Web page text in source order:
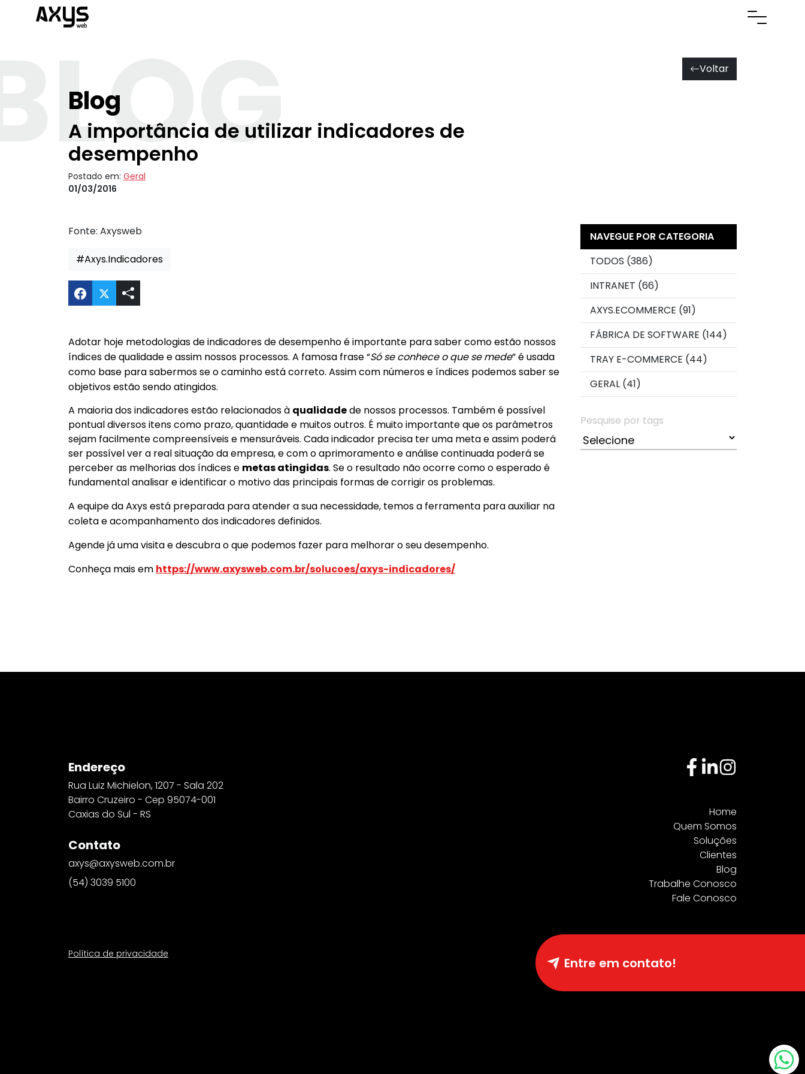
Abrir
Voltar
Blog
A importância de utilizar indicadores de
desempenho
Postado em: Geral
01/03/2016
Fonte: Axysweb
#Axys.Indicadores
Compartilhar A importância de utilizar indicadores de desempenho no Twitter
Adotar hoje metodologias de indicadores de desempenho é importante para saber como estão nossos
índices de qualidade e assim nossos processos. A famosa frase “Só se conhece o que se mede” é usada
como base para sabermos se o caminho está correto. Assim com números e índices podemos saber se
objetivos estão sendo atingidos.
A maioria dos indicadores estão relacionados à qualidadede nossos processos. Também é possível
pontual diversos itens como prazo, quantidade e muitos outros. É muito importante que os parâmetros
sejam facilmente compreensíveis e mensuráveis. Cada indicador precisa ter uma meta e assim poderá
ser possível ver a real situação da empresa, e com o aprimoramento e análise continuada poderá se
perceber as melhorias dos índices e metas atingidas. Se o resultado não ocorre como o esperado é
fundamental analisar e identificar o motivo das principais formas de corrigir os problemas.
A equipe da Axys está preparada para atender a sua necessidade, temos a ferramenta para auxiliar na
coleta e acompanhamento dos indicadores definidos.
Agende já uma visita e descubra o que podemos fazer para melhorar o seu desempenho.
Conheça mais em https://www.axysweb.com.br/solucoes/axys-indicadores/
NAVEGUE POR CATEGORIA
TODOS (386)
INTRANET (66)
AXYS.ECOMMERCE (91)
FÁBRICA DE SOFTWARE (144)
TRAY E-COMMERCE (44)
GERAL (41)
Pesquise por tags
Endereço
Rua Luiz Michielon, 1207 - Sala 202
Bairro Cruzeiro - Cep 95074-001
Caxias do Sul - RS
Contato
axys@axysweb.com.br
(54) 3039 5100
Política de privacidade
Home
Quem Somos
Soluções
Clientes
Blog
Trabalhe Conosco
Fale Conosco
Entre em contato!